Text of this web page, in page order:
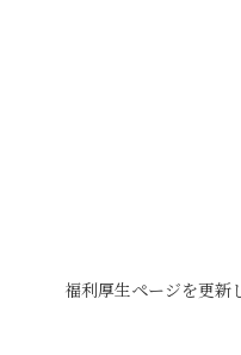
福利厚生ページを更新